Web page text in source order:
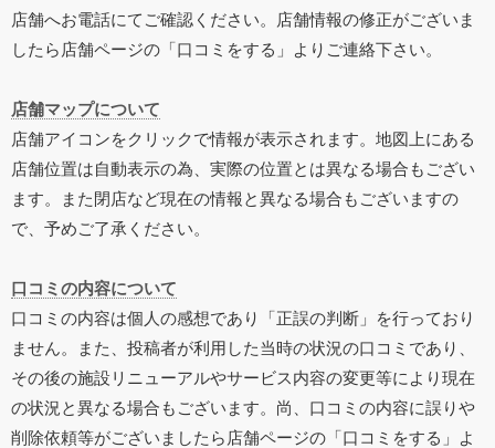
店舗へお電話にてご確認ください。店舗情報の修正がございま
したら店舗ページの「口コミをする」よりご連絡下さい。
店舗マップについて
店舗アイコンをクリックで情報が表示されます。地図上にある
店舗位置は自動表示の為、実際の位置とは異なる場合もござい
ます。また閉店など現在の情報と異なる場合もございますの
で、予めご了承ください。
口コミの内容について
口コミの内容は個人の感想であり「正誤の判断」を行っており
ません。また、投稿者が利用した当時の状況の口コミであり、
その後の施設リニューアルやサービス内容の変更等により現在
の状況と異なる場合もございます。尚、口コミの内容に誤りや
削除依頼等がございましたら店舗ページの「口コミをする」よ